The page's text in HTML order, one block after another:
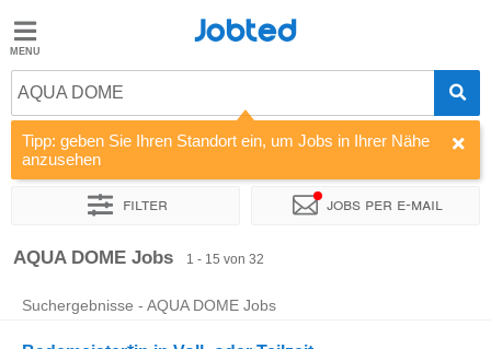
Jobted
Jobs
Gehalt
Jobted
AQUA DOME
Tipp: geben Sie Ihren Standort ein, um Jobs in Ihrer Nähe
anzusehen
Filter Jobs per e-mail
Sortieren nach Unternehmen
AQUA DOME Jobs 1 - 15 von 32
Suchergebnisse - AQUA DOME Jobs